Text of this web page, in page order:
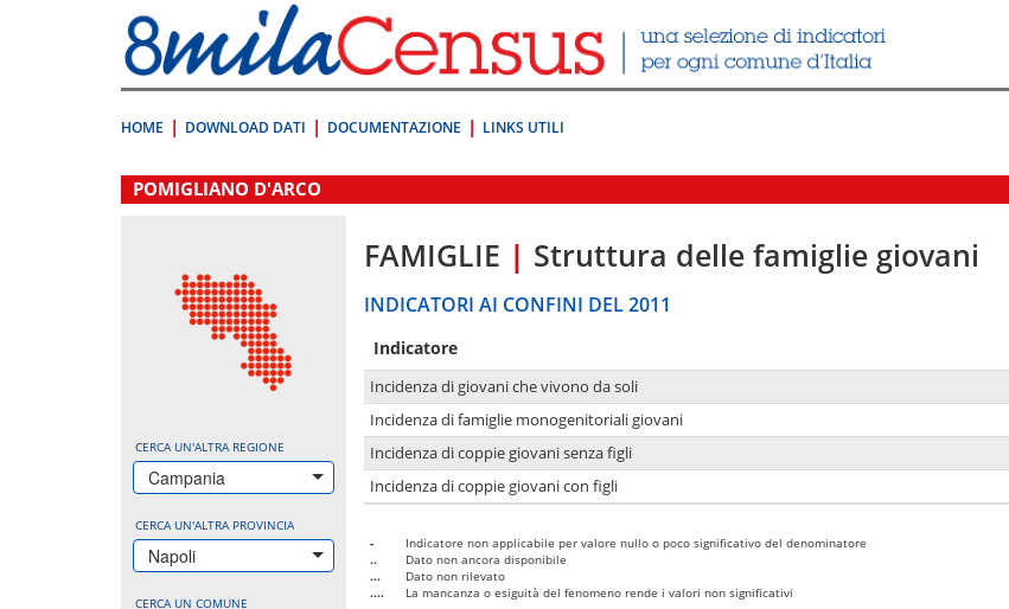
direttamente
a:
Contenuto
HOME DOWNLOAD DATI DOCUMENTAZIONE LINKS UTILI
.
POMIGLIANO D'ARCO
CERCA UN'ALTRA REGIONE
Campania
CERCA UN'ALTRA PROVINCIA
Napoli
CERCA UN COMUNE
FAMIGLIE | Struttura delle famiglie giovani
INDICATORI AI CONFINI DEL 2011
Indicatore
Incidenza di giovani che vivono da soli
Incidenza di famiglie monogenitoriali giovani
Incidenza di coppie giovani senza figli
Incidenza di coppie giovani con figli
-
Indicatore non applicabile per valore nullo o poco significativo del denominatore
..
Dato non ancora disponibile
...
Dato non rilevato
....
La mancanza o esiguità del fenomeno rende i valori non significativi